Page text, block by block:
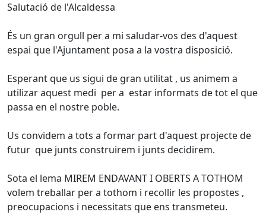
Salutació de l'Alcaldessa
És un gran orgull per a mi saludar-vos des d'aquest
espai que l'Ajuntament posa a la vostra disposició.
Esperant que us sigui de gran utilitat , us animem a
utilizar aquest medi per a estar informats de tot el que
passa en el nostre poble.
Us convidem a tots a formar part d'aquest projecte de
futur que junts construirem i junts decidirem.
Sota el lema MIREM ENDAVANT I OBERTS A TOTHOM
volem treballar per a tothom i recollir les propostes ,
preocupacions i necessitats que ens transmeteu.